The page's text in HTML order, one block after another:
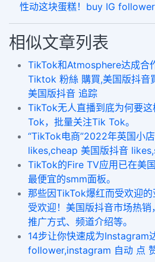
性动这块蛋糕！buy IG
相似文章列表
TikTok和Atmosphere达成合
Tiktok 粉絲 購買,美国版抖音
美国版抖音 追踪
TikTok无人直播到底为何要
Tok，批量关注Tik Tok。
“TikTok电商”2022年英国小
likes,cheap 美国版抖音
TikTok的Fire TV应用已在美
最便宜的smm面板。
那些因TikTok爆红而受欢迎
受欢迎！美国版抖音市场热销
推广方式、频道介绍等。
14步让你快速成为Instagram
follower,instagram 自动 点